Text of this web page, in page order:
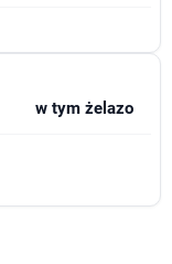
w tym żelazo